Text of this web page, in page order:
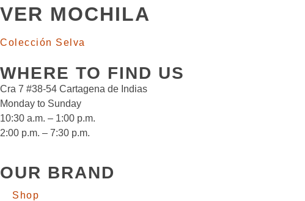
VER MOCHILA
Colección Selva
WHERE TO FIND US
Cra 7 #38-54 Cartagena de Indias
Monday to Sunday
10:30 a.m. – 1:00 p.m.
2:00 p.m. – 7:30 p.m.
OUR BRAND
Shop